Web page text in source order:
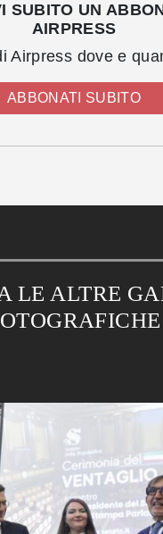
SUBITO UN
AIRPRESS
Airpress dove e
ABBONATI SUBITO
LE ALTRE